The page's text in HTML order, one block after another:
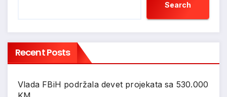
Search
Recent Posts
Vlada FBiH podržala devet projekata sa 530.000